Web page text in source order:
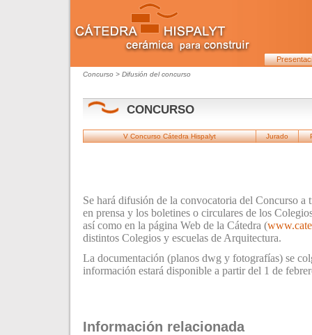
Concurso> Difusión del concurso
CONCURSO
V Concurso Cátedra Hispalyt Jurado
Se hará difusión de la convocatoria del Concurso a
en prensa y los boletines o circulares de los
así como en la página Web de la Cátedra (
distintos Colegios y escuelas de Arquitectura.
La documentación (planos dwg y fotografías) se
información estará disponible a partir del 1 de
Información relacionada